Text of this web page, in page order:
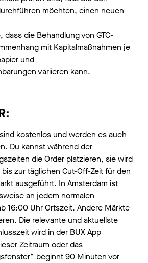
möchten, einen neuen
die Behandlung von GTC-
mit Kapitalmaßnahmen je
und
variieren kann.
kostenlos und werden es auch
Du kannst während der
die Order platzieren, sie wird
zur täglichen Cut-Off-Zeit für den
ausgeführt. In Amsterdam ist
an jedem normalen
16:00 Uhr Ortszeit. Andere Märkte
Die relevante und aktuellste
wird in der BUX App
Zeitraum oder das
beginnt 90 Minuten vor